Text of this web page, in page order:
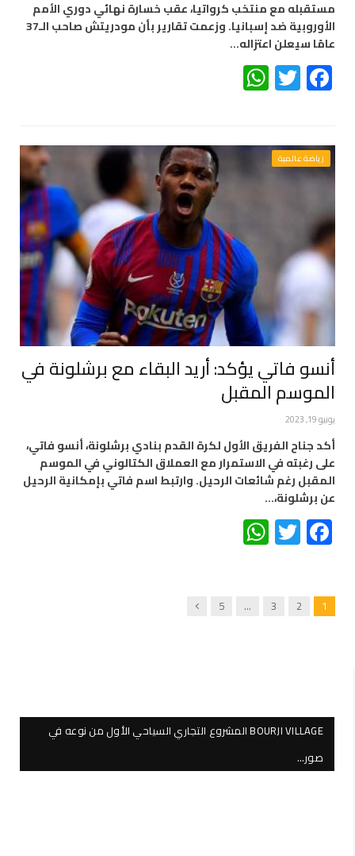
مستقبله مع منتخب كرواتيا، عقب خسارة نهائي دوري الأمم
الأوروبية ضد إسبانيا. وزعمت تقارير بأن مودريتش صاحب الـ37
عامًا سيعلن اعتزاله…
Facebook
Twitter
رياضة عالمية
أنسو فاتي يؤكد: أريد البقاء مع برشلونة في
الموسم المقبل
يونيو 19, 2023
أكد جناح الفريق الأول لكرة القدم بنادي برشلونة، أنسو فاتي،
على رغبته في الاستمرار مع العملاق الكتالوني في الموسم
المقبل رغم شائعات الرحيل. وارتبط اسم فاتي بإمكانية الرحيل
عن برشلونة،…
Facebook
Twitter
1
2
3
…
5
Next
BOURJI VILLAGE المشروع التجاري السياحي الأول من نوعه في
صور…